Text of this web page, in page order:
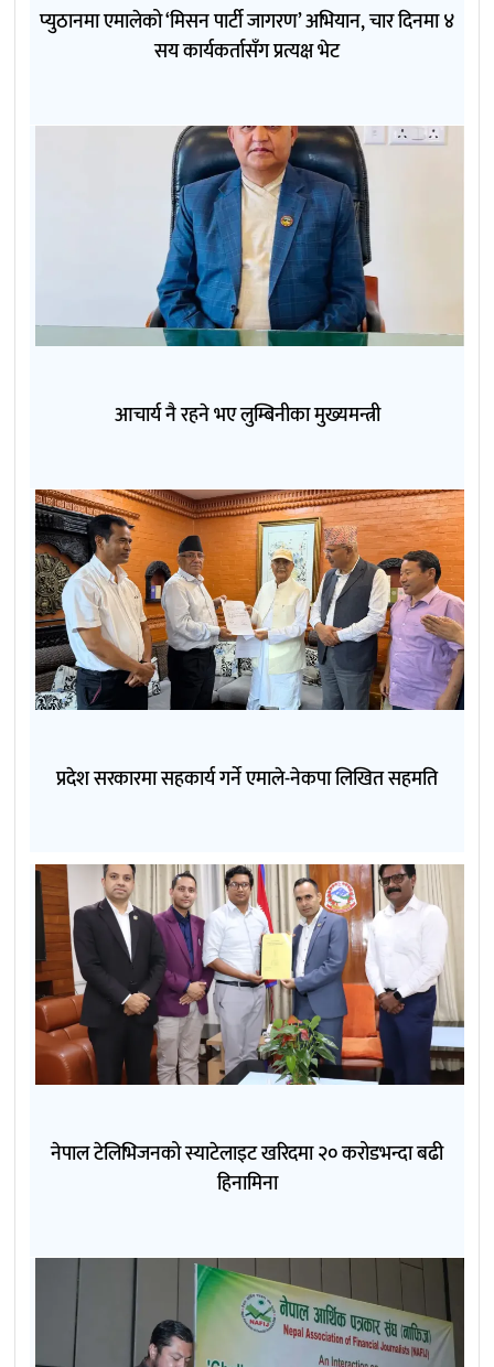
प्युठानमा एमालेको ‘मिसन पार्टी जागरण’ अभियान, चार दिनमा ४
सय कार्यकर्तासँग प्रत्यक्ष भेट
आचार्य नै रहने भए लुम्बिनीका मुख्यमन्त्री
प्रदेश सरकारमा सहकार्य गर्ने एमाले-नेकपा लिखित सहमति
नेपाल टेलिभिजनको स्याटेलाइट खरिदमा २० करोडभन्दा बढी
हिनामिना